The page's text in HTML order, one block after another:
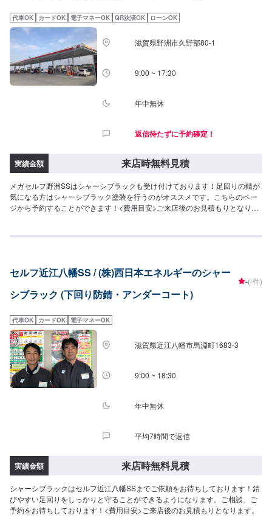
代車OK カードOK 電子マネーOK QR決済OK ローンOK
滋賀県野洲市久野部80-1
9:00 ~ 17:30
年中無休
返信待たずに予約確定！
実績金額 来店時無料見積
メガセルフ野洲SSはシャーシブラックも受け付けております！足回りの錆が
気になる方はシャーシブラック塗装を行うのがオススメです。こちらのペー
ジから予約することができます！<費用目安>ご来店後のお見積もりとなりま
セルフ近江八幡SS / (株)西日本エネルギーのシャー
シブラック (下回り防錆・アンダーコート)
-(-件)
代車OK カードOK 電子マネーOK
滋賀県近江八幡市馬淵町1683-3
9:00 ~ 18:30
年中無休
平均7時間で返信
実績金額 来店時無料見積
シャーシブラックはセルフ近江八幡SSまでご依頼をお待ちしております！錆
びやすい足回りをしっかりと守ることができるようになります。ご相談、ご
予約をお待ちしております！<費用目安>ご来店後のお見積もりとなります。